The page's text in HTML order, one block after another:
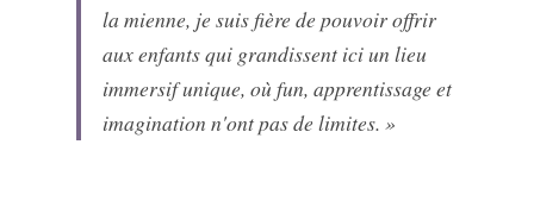
la mienne, je suis fière de pouvoir offrir
aux enfants qui grandissent ici un lieu
immersif unique, où fun, apprentissage et
imagination n'ont pas de limites. »